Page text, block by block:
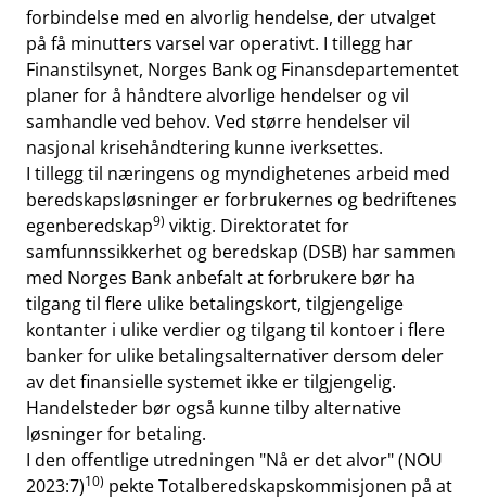
forbindelse med en alvorlig hendelse, der utvalget
på få minutters varsel var operativt. I tillegg har
Finanstilsynet, Norges Bank og Finansdepartementet
planer for å håndtere alvorlige hendelser og vil
samhandle ved behov. Ved større hendelser vil
nasjonal krisehåndtering kunne iverksettes.
I tillegg til næringens og myndighetenes arbeid med
beredskapsløsninger er forbrukernes og bedriftenes
egenberedskap9) viktig. Direktoratet for
samfunnssikkerhet og beredskap (DSB) har sammen
med Norges Bank anbefalt at forbrukere bør ha
tilgang til flere ulike betalingskort, tilgjengelige
kontanter i ulike verdier og tilgang til kontoer i flere
banker for ulike betalingsalternativer dersom deler
av det finansielle systemet ikke er tilgjengelig.
Handelsteder bør også kunne tilby alternative
løsninger for betaling.
I den offentlige utredningen "Nå er det alvor" (NOU
2023:7)10) pekte Totalberedskapskommisjonen på at